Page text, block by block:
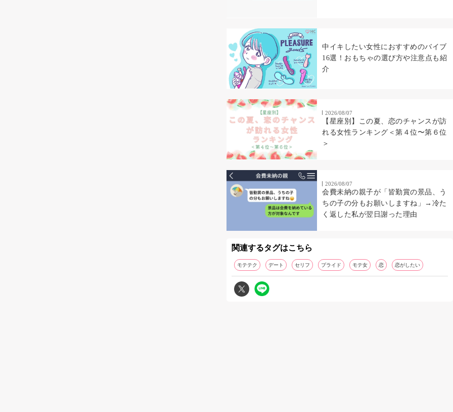
中イキしたい女性におすすめのバイブ
16選！おもちゃの選び方や注意点も紹
介
2026/08/07
【星座別】この夏、恋のチャンスが訪
れる女性ランキング＜第４位〜第６位
＞
2026/08/07
会費未納の親子が「皆勤賞の景品、う
ちの子の分もお願いしますね」→冷た
く返した私が翌日謝った理由
関連するタグはこちら
モテテク デート セリフ プライド モテ女 恋 恋がしたい